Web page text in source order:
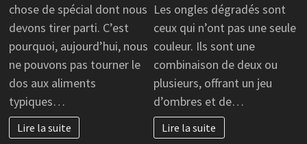
chose de spécial dont nous
devons tirer parti. C’est
pourquoi, aujourd’hui, nous
ne pouvons pas tourner le
dos aux aliments
typiques…
Lire la suite
Les ongles dégradés sont
ceux qui n’ont pas une seule
couleur. Ils sont une
combinaison de deux ou
plusieurs, offrant un jeu
d’ombres et de…
Lire la suite